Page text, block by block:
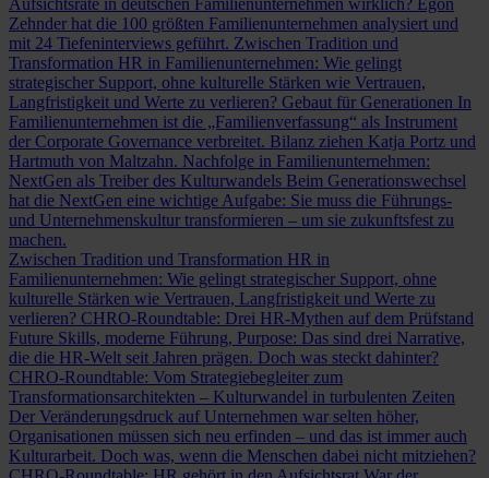
Aufsichtsräte in deutschen Familienunternehmen wirklich? Egon
Zehnder hat die 100 größten Familienunternehmen analysiert und
mit 24 Tiefeninterviews geführt. Zwischen Tradition und
Transformation HR in Familienunternehmen: Wie gelingt
strategischer Support, ohne kulturelle Stärken wie Vertrauen,
Langfristigkeit und Werte zu verlieren? Gebaut für Generationen In
Familienunternehmen ist die „Familienverfassung“ als Instrument
der Corporate Governance verbreitet. Bilanz ziehen Katja Portz und
Hartmuth von Maltzahn. Nachfolge in Familienunternehmen:
NextGen als Treiber des Kulturwandels Beim Generationswechsel
hat die NextGen eine wichtige Aufgabe: Sie muss die Führungs-
und Unternehmenskultur transformieren – um sie zukunftsfest zu
machen.
Zwischen Tradition und Transformation HR in
Familienunternehmen: Wie gelingt strategischer Support, ohne
kulturelle Stärken wie Vertrauen, Langfristigkeit und Werte zu
verlieren? CHRO-Roundtable: Drei HR-Mythen auf dem Prüfstand
Future Skills, moderne Führung, Purpose: Das sind drei Narrative,
die die HR-Welt seit Jahren prägen. Doch was steckt dahinter?
CHRO-Roundtable: Vom Strategiebegleiter zum
Transformationsarchitekten – Kulturwandel in turbulenten Zeiten
Der Veränderungsdruck auf Unternehmen war selten höher,
Organisationen müssen sich neu erfinden – und das ist immer auch
Kulturarbeit. Doch was, wenn die Menschen dabei nicht mitziehen?